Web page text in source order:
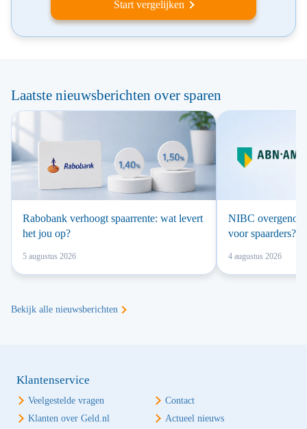
Start vergelijken
Laatste nieuwsberichten over sparen
Rabobank verhoogt spaarrente: wat levert
het jou op?
5 augustus 2026
NIBC
voor spaarders?
4 augustus 2026
Bekijk alle nieuwsberichten
Klantenservice
Veelgestelde vragen
Contact
Klanten over Geld.nl
Actueel nieuws